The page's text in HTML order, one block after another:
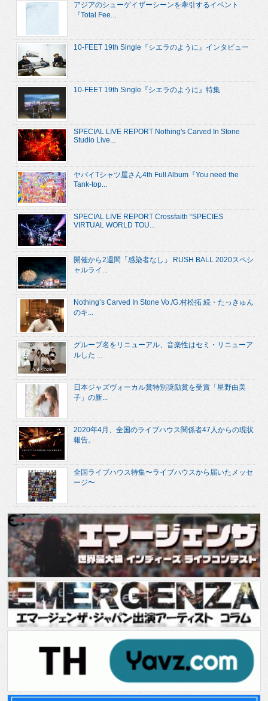
アジアのシューゲイザーシーンを牽引するイベント
『Total Fee...
10-FEET 19th Single『シエラのように』インタビュー
10-FEET 19th Single『シエラのように』特集
SPECIAL LIVE REPORT Nothing's Carved In Stone
Studio Live...
ヤバイTシャツ屋さん4th Full Album『You need the
Tank-top...
SPECIAL LIVE REPORT Crossfaith “SPECIES
VIRTUAL WORLD TOU...
開催から2週間「感染者なし」 RUSH BALL 2020スペシ
ャルライ...
Nothing’s Carved In Stone Vo./G.村松拓 続・たっきゅん
のキ...
グループ名をリニューアル、音楽性はセミ・リニューア
ルした ...
日本ジャズヴォーカル賞特別奨励賞を受賞「星野由美
子」の新...
2020年4月、全国のライブハウス関係者47人からの現状
報告。
全国ライブハウス特集〜ライブハウスから届いたメッセ
ージ〜